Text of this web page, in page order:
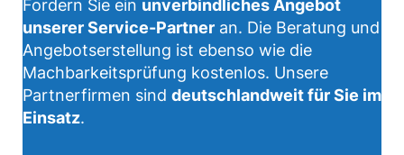
Fordern Sie ein unverbindliches Angebot
unserer Service-Partner an. Die Beratung und
Angebotserstellung ist ebenso wie die
Machbarkeitsprüfung kostenlos. Unsere
Partnerfirmen sind deutschlandweit für Sie im
Einsatz.